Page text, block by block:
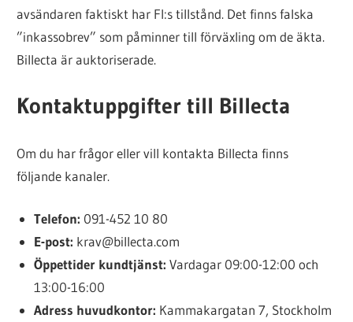
avsändaren faktiskt har FI:s tillstånd. Det finns falska
”inkassobrev” som påminner till förväxling om de äkta.
Billecta är auktoriserade.
Kontaktuppgifter till Billecta
Om du har frågor eller vill kontakta Billecta finns
följande kanaler.
Telefon: 091-452 10 80
E-post: krav@billecta.com
Öppettider kundtjänst: Vardagar 09:00-12:00 och
13:00-16:00
Adress huvudkontor: Kammakargatan 7, Stockholm